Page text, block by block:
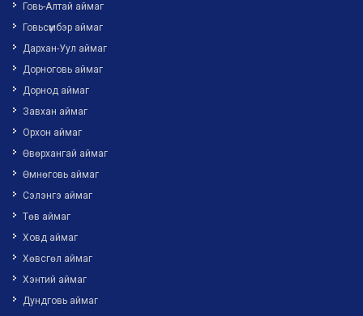
Говь-Алтай аймаг
Говьсүмбэр аймаг
Дархан-Уул аймаг
Дорноговь аймаг
Дорнод аймаг
Завхан аймаг
Орхон аймаг
Өвөрхангай аймаг
Өмнөговь аймаг
Сэлэнгэ аймаг
Төв аймаг
Ховд аймаг
Хөвсгөл аймаг
Хэнтий аймаг
Дундговь аймаг